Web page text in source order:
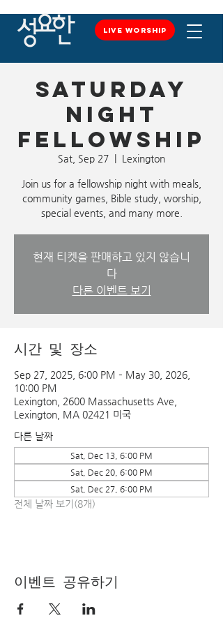
LIVE WORSHIP
LIVE WORSHIP
Saturday
Night
Fellowship
Sat, Sep 27 Lexington
Join us for a fellowship night with meals,
community games, Bible study, worship,
special events, and many more.
현재 티켓을 판매하고 있지 않습니
다
다른 이벤트 보기
시간 및 장소
Sep 27, 2025, 6:00 PM – May 30, 2026,
10:00 PM
Lexington, 2600 Massachusetts Ave,
Lexington, MA 02421 미국
다른 날짜
Sat, Dec 13, 6:00 PM
Sat, Dec 20, 6:00 PM
Sat, Dec 27, 6:00 PM
전체 날짜 보기(8개)
이벤트 공유하기